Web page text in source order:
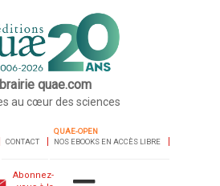
quae.com
au cœur des sciences
CONTACT
QUAE-OPEN
NOS EBOOKS EN ACCÈS LIBRE
Abonnez-